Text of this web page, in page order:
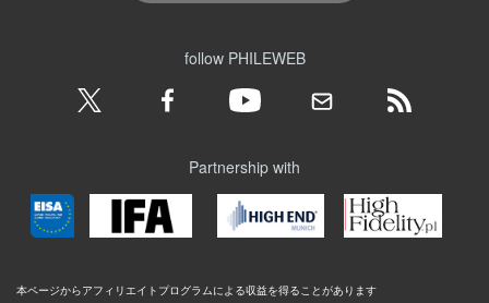
follow PHILEWEB
Partnership with
本ページからアフィリエイトプログラムによる収益を得ることがあります